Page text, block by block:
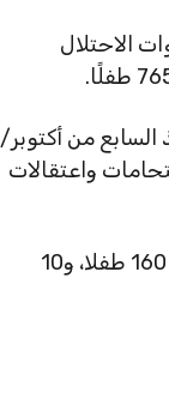
قوات الاحتلال
السابع من أكتوبر/
اقتحامات واعتقالات
وفقا للأرقام التي أعلنتها وزارة الصحة الفلسطينية، كان من بين شهداء الضفة 160 طفلا، و10